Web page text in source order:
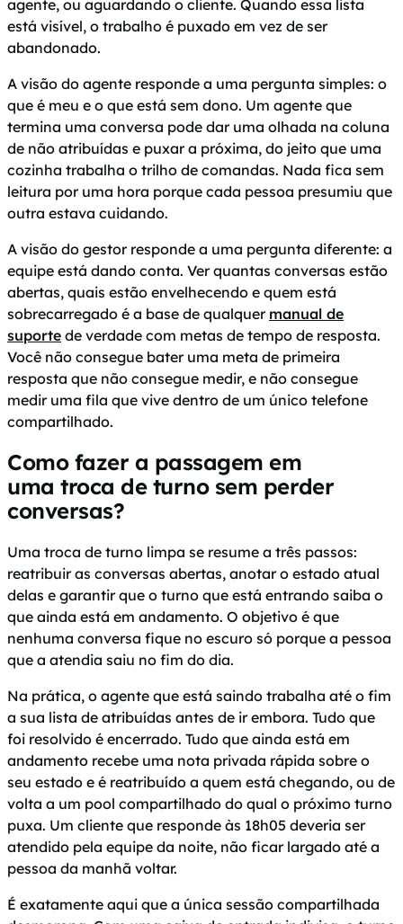
agente, ou aguardando o cliente. Quando essa lista
está visível, o trabalho é puxado em vez de ser
abandonado.
A visão do agente responde a uma pergunta simples: o
que é meu e o que está sem dono. Um agente que
termina uma conversa pode dar uma olhada na coluna
de não atribuídas e puxar a próxima, do jeito que uma
cozinha trabalha o trilho de comandas. Nada fica sem
leitura por uma hora porque cada pessoa presumiu que
outra estava cuidando.
A visão do gestor responde a uma pergunta diferente: a
equipe está dando conta. Ver quantas conversas estão
abertas, quais estão envelhecendo e quem está
sobrecarregado é a base de qualquer manual de
suporte de verdade com metas de tempo de resposta.
Você não consegue bater uma meta de primeira
resposta que não consegue medir, e não consegue
medir uma fila que vive dentro de um único telefone
compartilhado.
Como fazer a passagem em
uma troca de turno sem perder
conversas?
Uma troca de turno limpa se resume a três passos:
reatribuir as conversas abertas, anotar o estado atual
delas e garantir que o turno que está entrando saiba o
que ainda está em andamento. O objetivo é que
nenhuma conversa fique no escuro só porque a pessoa
que a atendia saiu no fim do dia.
Na prática, o agente que está saindo trabalha até o fim
a sua lista de atribuídas antes de ir embora. Tudo que
foi resolvido é encerrado. Tudo que ainda está em
andamento recebe uma nota privada rápida sobre o
seu estado e é reatribuído a quem está chegando, ou de
volta a um pool compartilhado do qual o próximo turno
puxa. Um cliente que responde às 18h05 deveria ser
atendido pela equipe da noite, não ficar largado até a
pessoa da manhã voltar.
É exatamente aqui que a única sessão compartilhada